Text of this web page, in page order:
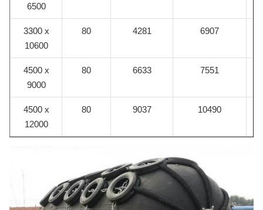
6500
3300 x
10600
80 4281 6907
4500 x
9000
80 6633 7551
4500 x
12000
80 9037 10490